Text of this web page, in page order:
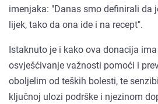
imenjaka: "Danas smo definirali da
lijek, tako da ona ide i na recept".
Istaknuto je i kako ova donacija
osvješćivanje važnosti pomoći i
oboljelim od teških bolesti, te
ključnoj ulozi podrške i njezinom